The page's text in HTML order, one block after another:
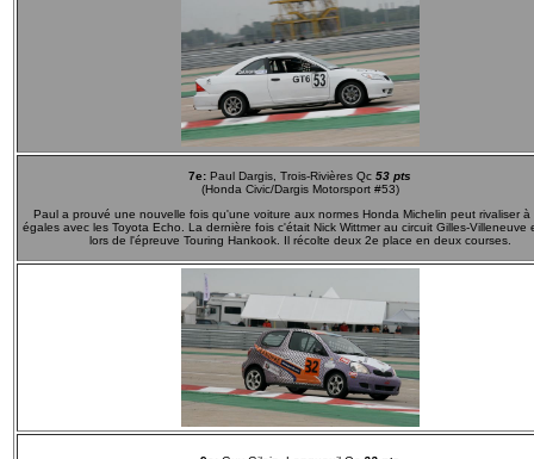
7e: Paul Dargis, Trois-Rivières Qc 53 pts
(Honda Civic/Dargis Motorsport #53)
Paul a prouvé une nouvelle fois qu'une voiture aux normes Honda Michelin peut rivaliser à
égales avec les Toyota Echo. La dernière fois c'était Nick Wittmer au circuit Gilles-Villeneuve
lors de l'épreuve Touring Hankook. Il récolte deux 2e place en deux courses.